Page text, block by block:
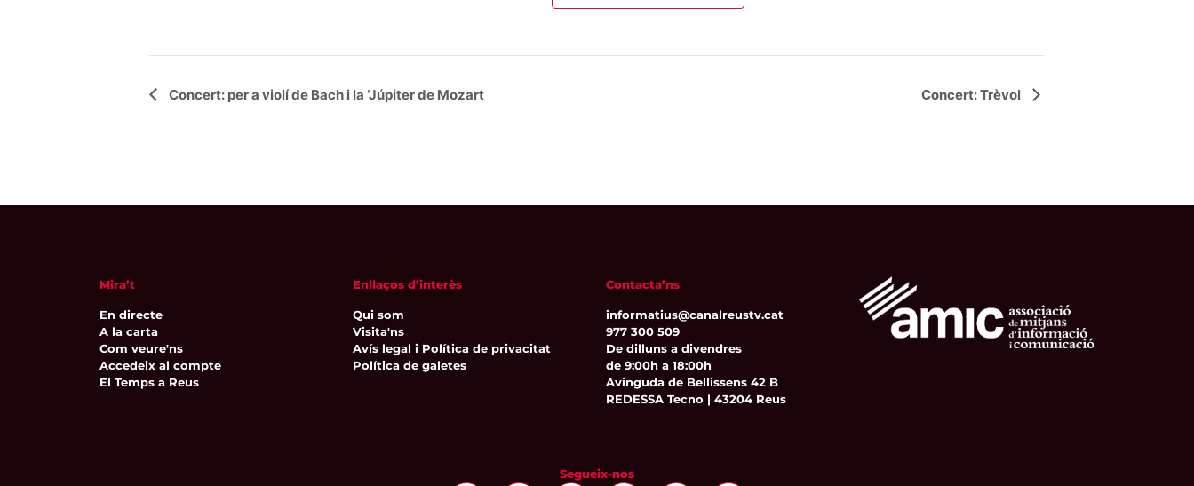
Navegació
Concert: per a violí de Bach i la ‘Júpiter de Mozart Concert: Trèvol
Mira’t
En directe
A la carta
Com veure'ns
Accedeix al compte
El Temps a Reus
Enllaços d’interès
Qui som
Visita'ns
Avís legal i Política de privacitat
Política de galetes
Contacta’ns
informatius@canalreustv.cat
977 300 509
De dilluns a divendres
de 9:00h a 18:00h
Avinguda de Bellissens 42 B
REDESSA Tecno | 43204 Reus
Segueix-nos